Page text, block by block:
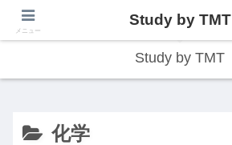
総合型学習サイト
Study by TMT
化学
メニュー
Study by TMT